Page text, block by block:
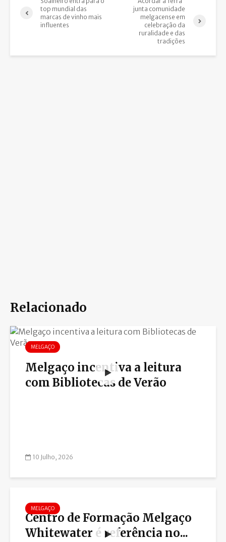
top mundial das
marcas de vinho mais
influentes
junta comunidade
melgacense em
celebração da
ruralidade e das
tradições
Relacionado
MELGAÇO
Melgaço incentiva a leitura
com Bibliotecas de Verão
10 Julho, 2026
MELGAÇO
Centro de Formação Melgaço
Whitewater é referência no...